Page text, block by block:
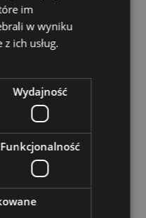
0,00 zł
siedzibie
im
w wyniku
ich usług.
Wydajność
Funkcjonalność